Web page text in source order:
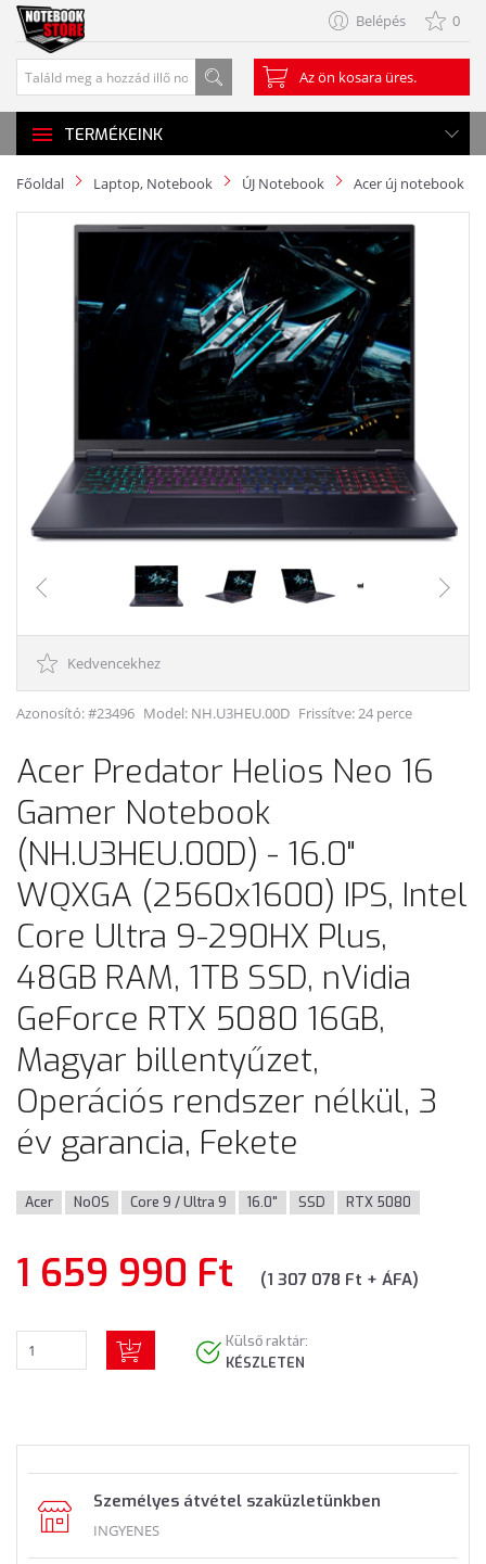
Belépés 0
Az ön kosara üres.
TERMÉKEINK
Főoldal Laptop, Notebook ÚJ Notebook Acer új notebook
Kedvencekhez
Azonosító: #23496 Model: NH.U3HEU.00D Frissítve: 24 perce
Acer Predator Helios Neo 16
Gamer Notebook
(NH.U3HEU.00D) - 16.0"
WQXGA (2560x1600) IPS, Intel
Core Ultra 9-290HX Plus,
48GB RAM, 1TB SSD, nVidia
GeForce RTX 5080 16GB,
Magyar billentyűzet,
Operációs rendszer nélkül, 3
év garancia, Fekete
Acer NoOS Core 9 / Ultra 9 16.0" SSD RTX 5080
1 659 990 Ft (1 307 078 Ft + ÁFA)
Külső raktár:
KÉSZLETEN
Személyes átvétel szaküzletünkben
INGYENES